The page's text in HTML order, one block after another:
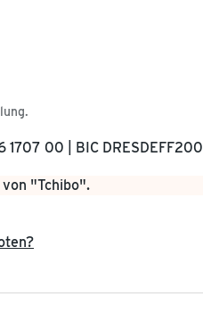
00 | BIC DRESDEFF200
"Tchibo".